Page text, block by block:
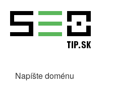
Napíšte doménu